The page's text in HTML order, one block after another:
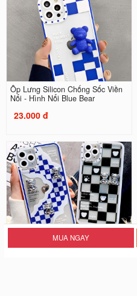
MUA NGAY
Ốp Lưng Silicon Chống Sốc Viền
Nổi - Hình Nổi Blue Bear
23.000 đ
Ốp Lưng Silicon Chống Sốc Viền